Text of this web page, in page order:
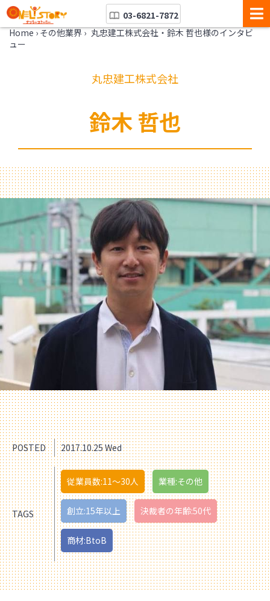
03-6821-7872
Home › その他業界 › 丸忠建工株式会社・鈴木 哲也様のインタビ
ュー
丸忠建工株式会社
鈴木 哲也
POSTED 2017.10.25 Wed
TAGS
従業員数:11〜30人 業種:その他
創立:15年以上 決裁者の年齢:50代
商材:BtoB